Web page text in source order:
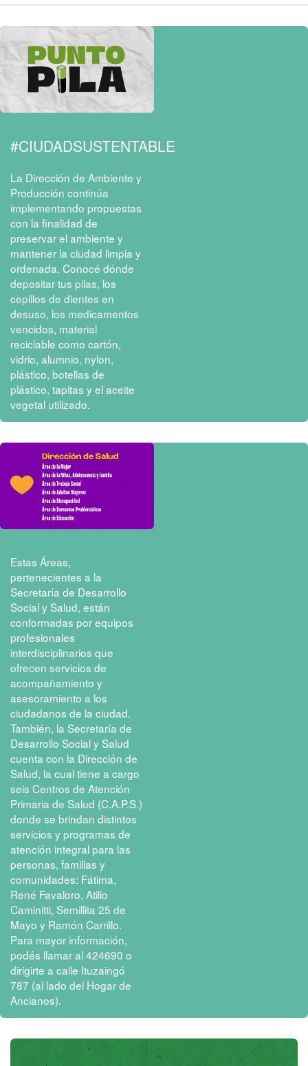
#CIUDADSUSTENTABLE
La Dirección de Ambiente y
Producción continúa
implementando propuestas
con la finalidad de
preservar el ambiente y
mantener la ciudad limpia y
ordenada. Conocé dónde
depositar tus pilas, los
cepillos de dientes en
desuso, los medicamentos
vencidos, material
reciclable como cartón,
vidrio, alumnio, nylon,
plástico, botellas de
plástico, tapitas y el aceite
vegetal utilizado.
Estas Áreas,
pertenecientes a la
Secretaría de Desarrollo
Social y Salud, están
conformadas por equipos
profesionales
interdisciplinarios que
ofrecen servicios de
acompañamiento y
asesoramiento a los
ciudadanos de la ciudad.
También, la Secretaría de
Desarrollo Social y Salud
cuenta con la Dirección de
Salud, la cual tiene a cargo
seis Centros de Atención
Primaria de Salud (C.A.P.S.)
donde se brindan distintos
servicios y programas de
atención integral para las
personas, familias y
comunidades: Fátima,
René Favaloro, Atilio
Caminitti, Semillita 25 de
Mayo y Ramón Carrillo.
Para mayor información,
podés llamar al 424690 o
dirigirte a calle Ituzaingó
787 (al lado del Hogar de
Ancianos).